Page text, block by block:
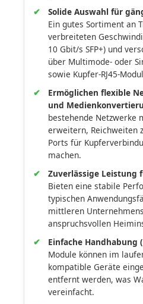
Solide Auswahl für
Ein gutes Sortiment an
verbreiteten
10 Gbit/s SFP+) und
über Multimode- oder
sowie Kupfer-RJ45-
Ermöglichen flexible
und
bestehende Netzwerke
erweitern, Reichweiten
Ports für
machen.
Zuverlässige Leistung
Bieten eine stabile
typischen
mittleren
anspruchsvollen
Einfache Handhabung
Module können im
kompatible Geräte
entfernt werden, was
vereinfacht.